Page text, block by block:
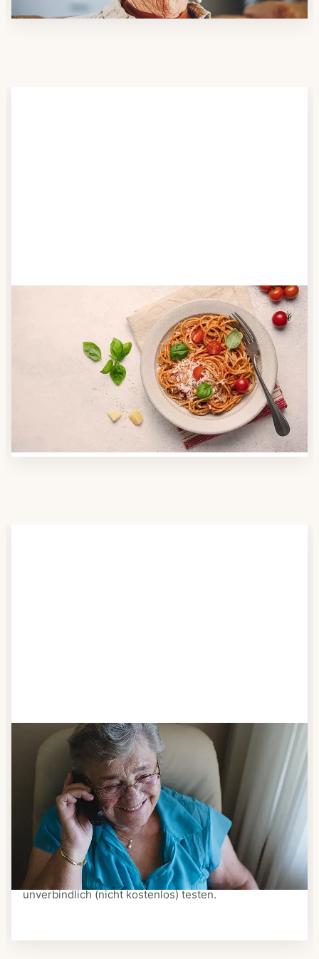
Anbieter finden
Nutzen Sie unsere große Mahlzeiten-Dienst-Suche,
um herauszufinden, welche Anbieter es in Ihrer
Region gibt und welcher am besten zu Ihnen passt.
Verschaffen Sie sich auch einen Überblick über die
Essen auf Rädern-Kosten.
Schritt 3
Bestellen & liefern lassen
Suchen Sie sich aus dem Speiseplan Ihres Anbieters
aus, was Ihnen schmeckt. Bestellen Sie telefonisch,
schriftlich oder im Online-Shop Ihres Anbieters.
Ein Kurier liefert Ihnen das bestellte Essen zum
vereinbarten Zeitpunkt nach Hause. Bei vielen
Anbietern können Sie Essen auf Rädern auch
unverbindlich (nicht kostenlos) testen.